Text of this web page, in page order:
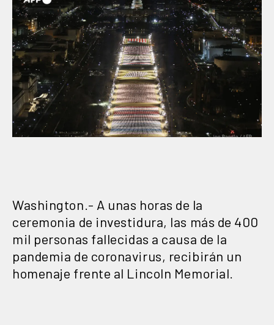
Washington.- A unas horas de la
ceremonia de investidura, las más de 400
mil personas fallecidas a causa de la
pandemia de coronavirus, recibirán un
homenaje frente al Lincoln Memorial.